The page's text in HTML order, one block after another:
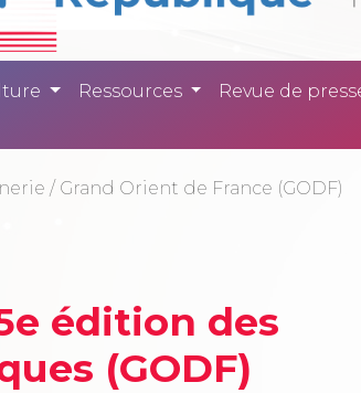
Ressources Revue de
/ Grand Orient de France (GODF)
édition des
(GODF)